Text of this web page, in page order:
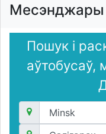
Месэнджары
Пошук і
аўтобусаў,